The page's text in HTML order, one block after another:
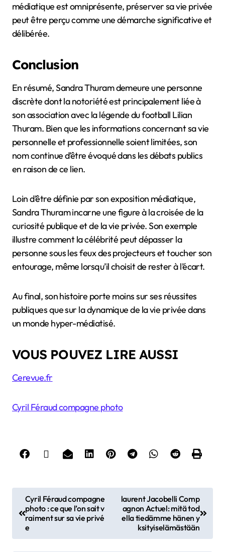
médiatique est omniprésente, préserver sa vie privée
peut être perçu comme une démarche significative et
délibérée.
Conclusion
En résumé, Sandra Thuram demeure une personne
discrète dont la notoriété est principalement liée à
son association avec la légende du football Lilian
Thuram. Bien que les informations concernant sa vie
personnelle et professionnelle soient limitées, son
nom continue d’être évoqué dans les débats publics
en raison de ce lien.
Loin d’être définie par son exposition médiatique,
Sandra Thuram incarne une figure à la croisée de la
curiosité publique et de la vie privée. Son exemple
illustre comment la célébrité peut dépasser la
personne sous les feux des projecteurs et toucher son
entourage, même lorsqu’il choisit de rester à l’écart.
Au final, son histoire porte moins sur ses réussites
publiques que sur la dynamique de la vie privée dans
un monde hyper-médiatisé.
VOUS POUVEZ LIRE AUSSI
Cerevue.fr
Cyril Féraud compagne photo
o
Cyril Féraud compagne
photo : ce que l’on sait v
raiment sur sa vie privé
e
laurent Jacobelli Comp
agnon Actuel: mitä tod
ella tiedämme hänen y
ksityiselämästään